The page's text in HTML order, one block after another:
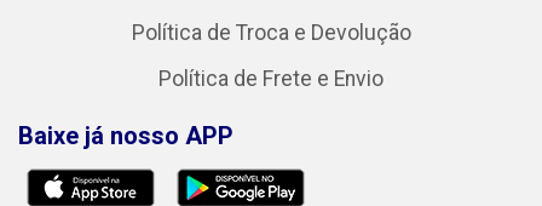
Política de Troca e Devolução
Política de Frete e Envio
Baixe já nosso APP